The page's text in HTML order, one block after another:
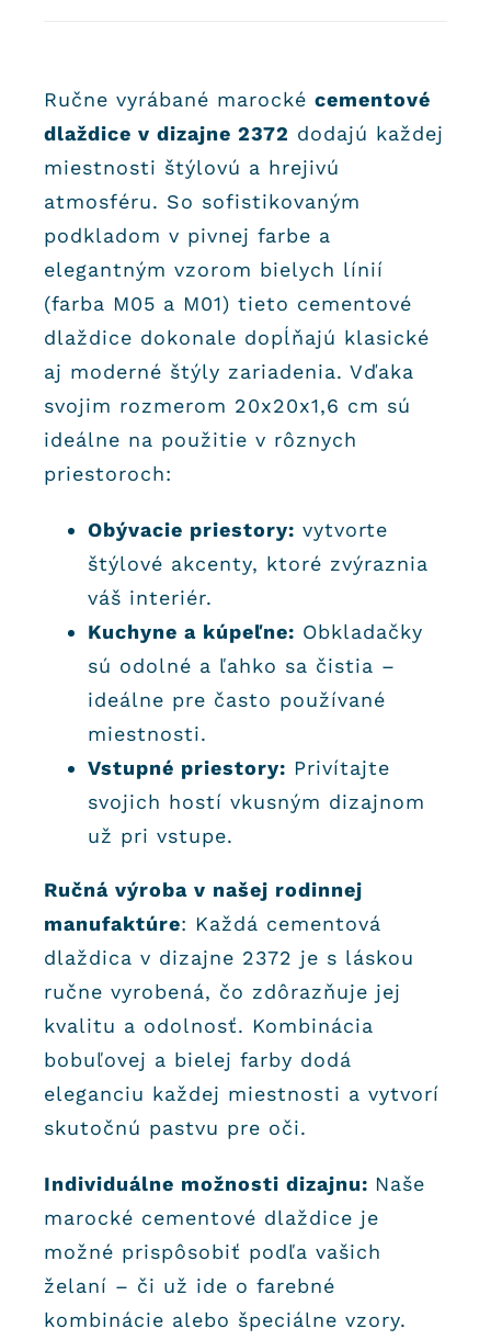
Ručne vyrábané marocké cementové
dlaždice v dizajne 2372 dodajú každej
miestnosti štýlovú a hrejivú
atmosféru. So sofistikovaným
podkladom v pivnej farbe a
elegantným vzorom bielych línií
(farba M05 a M01) tieto cementové
dlaždice dokonale dopĺňajú klasické
aj moderné štýly zariadenia. Vďaka
svojim rozmerom 20x20x1,6 cm sú
ideálne na použitie v rôznych
priestoroch:
Obývacie priestory: vytvorte
štýlové akcenty, ktoré zvýraznia
váš interiér.
Kuchyne a kúpeľne: Obkladačky
sú odolné a ľahko sa čistia –
ideálne pre často používané
miestnosti.
Vstupné priestory: Privítajte
svojich hostí vkusným dizajnom
už pri vstupe.
Ručná výroba v našej rodinnej
manufaktúre: Každá cementová
dlaždica v dizajne 2372 je s láskou
ručne vyrobená, čo zdôrazňuje jej
kvalitu a odolnosť. Kombinácia
bobuľovej a bielej farby dodá
eleganciu každej miestnosti a vytvorí
skutočnú pastvu pre oči.
Individuálne možnosti dizajnu: Naše
marocké cementové dlaždice je
možné prispôsobiť podľa vašich
želaní – či už ide o farebné
kombinácie alebo špeciálne vzory.